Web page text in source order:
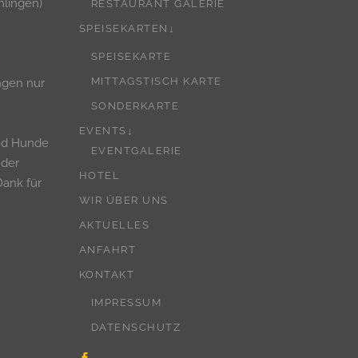
nur
Hunde
für
RESTAURANT GALERIE
SPEISEKARTEN↓
SPEISEKARTE
MITTAGSTISCH KARTE
SONDERKARTE
EVENTS↓
EVENTGALERIE
HOTEL
WIR ÜBER UNS
AKTUELLES
ANFAHRT
KONTAKT
IMPRESSUM
DATENSCHUTZ